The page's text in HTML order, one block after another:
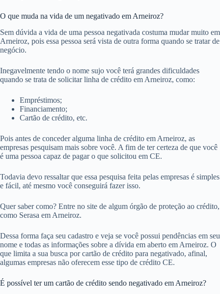
O que muda na vida de um negativado em Arneiroz?
Sem dúvida a vida de uma pessoa negativada costuma mudar muito em
Arneiroz, pois essa pessoa será vista de outra forma quando se tratar de
negócio.
Inegavelmente tendo o nome sujo você terá grandes dificuldades
quando se trata de solicitar linha de crédito em Arneiroz, como:
Empréstimos;
Financiamento;
Cartão de crédito, etc.
Pois antes de conceder alguma linha de crédito em Arneiroz, as
empresas pesquisam mais sobre você. A fim de ter certeza de que você
é uma pessoa capaz de pagar o que solicitou em CE.
Todavia devo ressaltar que essa pesquisa feita pelas empresas é simples
e fácil, até mesmo você conseguirá fazer isso.
Quer saber como? Entre no site de algum órgão de proteção ao crédito,
como Serasa em Arneiroz.
Dessa forma faça seu cadastro e veja se você possui pendências em seu
nome e todas as informações sobre a dívida em aberto em Arneiroz. O
que limita a sua busca por cartão de crédito para negativado, afinal,
algumas empresas não oferecem esse tipo de crédito CE.
É possível ter um cartão de crédito sendo negativado em Arneiroz?